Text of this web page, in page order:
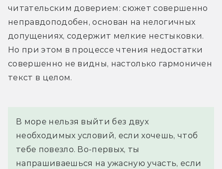
читательским доверием: сюжет совершенно
неправдоподобен, основан на нелогичных
допущениях, содержит мелкие нестыковки.
Но при этом в процессе чтения недостатки
совершенно не видны, настолько гармоничен
текст в целом.
В море нельзя выйти без двух
необходимых условий, если хочешь, чтоб
тебе повезло. Во-первых, ты
напрашиваешься на ужасную участь, если